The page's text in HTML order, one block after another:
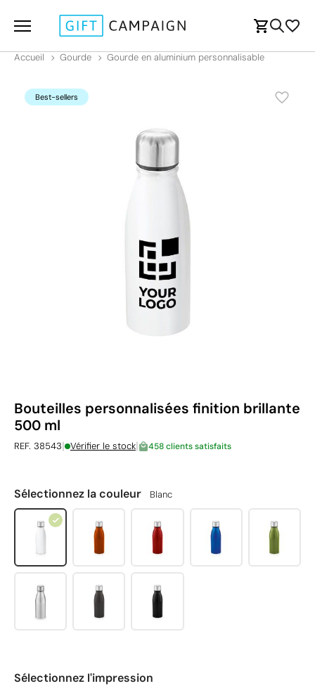
Accueil Gourde Gourde en aluminium personnalisable
Best-sellers
Bouteilles personnalisées finition brillante
500 ml
REF. 38543| Vérifier le stock| 458 clients satisfaits
Sélectionnez la couleur Blanc
Sélectionnez l'impression